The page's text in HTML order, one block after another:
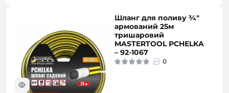
Шланг для поливу ¾"
армований 25м
тришаровий
MASTERTOOL PCHELKA
– 92-1067
0